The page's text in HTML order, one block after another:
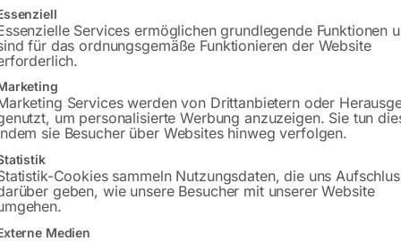
Bitte beachten Sie: Die Versandkosten
Gerne
eine Liste der Service-Gruppen, für die eine Einwilligung erteilt
Services ermöglichen grundlegende Funktionen
für das ordnungsgemäße Funktionieren der Website
Services werden von Drittanbietern oder
um personalisierte Werbung anzuzeigen. Sie tun
sie Besucher über Websites hinweg verfolgen.
Cookies sammeln Nutzungsdaten, die uns
geben, wie unsere Besucher mit unserer Website
Medien